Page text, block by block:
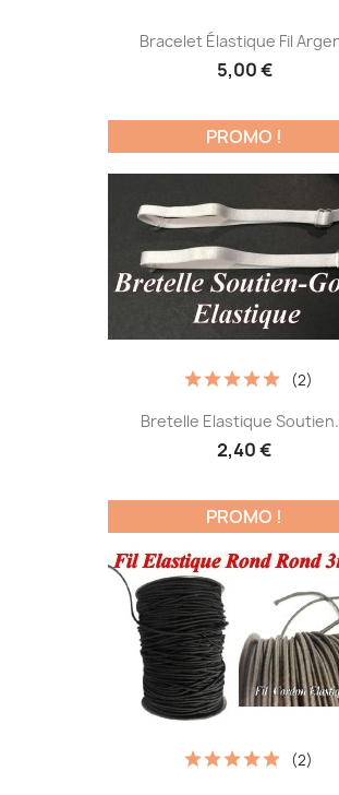
Bracelet Élastique Fil
5,00 €
Bretelle Elastique
2,40 €
(2)
PROMO !
(2)
PROMO !